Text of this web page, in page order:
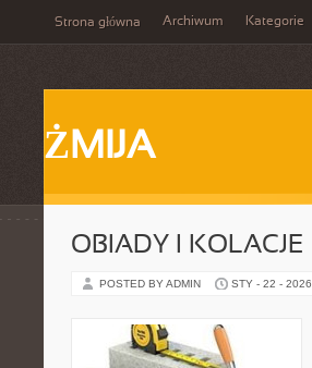
Strona główna Archiwum Kategorie
ŻMIJA
OBIADY I KOLACJE
POSTED BY ADMIN STY - 22 - 2026